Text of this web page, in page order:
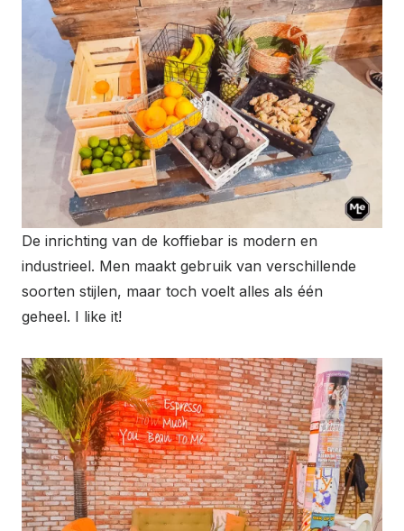
De inrichting van de koffiebar is modern en
industrieel. Men maakt gebruik van verschillende
soorten stijlen, maar toch voelt alles als één
geheel. I like it!